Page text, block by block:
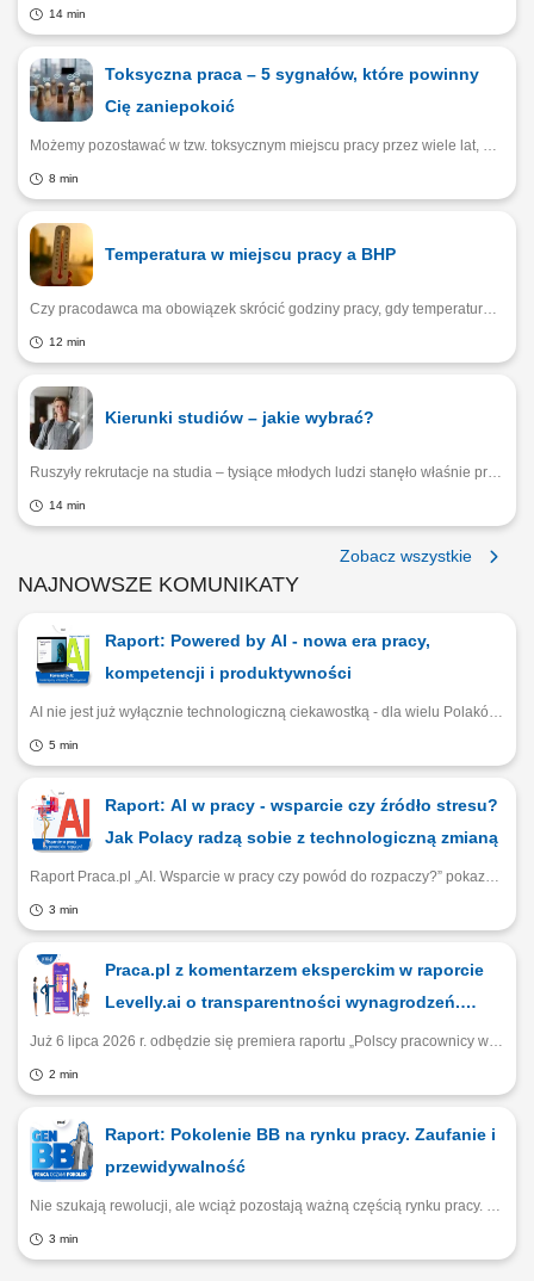
14 min
Toksyczna praca – 5 sygnałów, które powinny
Cię zaniepokoić
8 min
Temperatura w miejscu pracy a BHP
12 min
Kierunki studiów – jakie wybrać?
14 min
Zobacz wszystkie
NAJNOWSZE KOMUNIKATY
Raport: Powered by AI - nowa era pracy,
kompetencji i produktywności
5 min
Raport: AI w pracy - wsparcie czy źródło stresu?
Jak Polacy radzą sobie z technologiczną zmianą
3 min
Praca.pl z komentarzem eksperckim w raporcie
Levelly.ai o transparentności wynagrodzeń.
Premiera raportu i webinar już 6 lipca!
2 min
Raport: Pokolenie BB na rynku pracy. Zaufanie i
przewidywalność
3 min